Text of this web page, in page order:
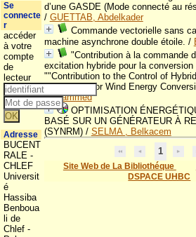
d’une GASDE (Mode connecté au
/ GUETTAB, Abdelkader
Commande vectorielle sans
machine asynchrone double étoile. /
"Contribution à la commande
excitation hybride pour la conversion
""Contribution to the Control of
Generators for Wind Energy
Mohammed
OPTIMISATION
BASÉ SUR UN GÉNÉRATEUR À
(SYNRM)/ SELMA , Belkacem
1
Site Web de La Bibliothéque
DSPACE UHBC
Se
connecte
r
accéder
à votre
compte
de
lecteur
Adresse
BUCENT
RALE -
CHLEF
Universit
é
Hassiba
Benboua
li de
Chlef -